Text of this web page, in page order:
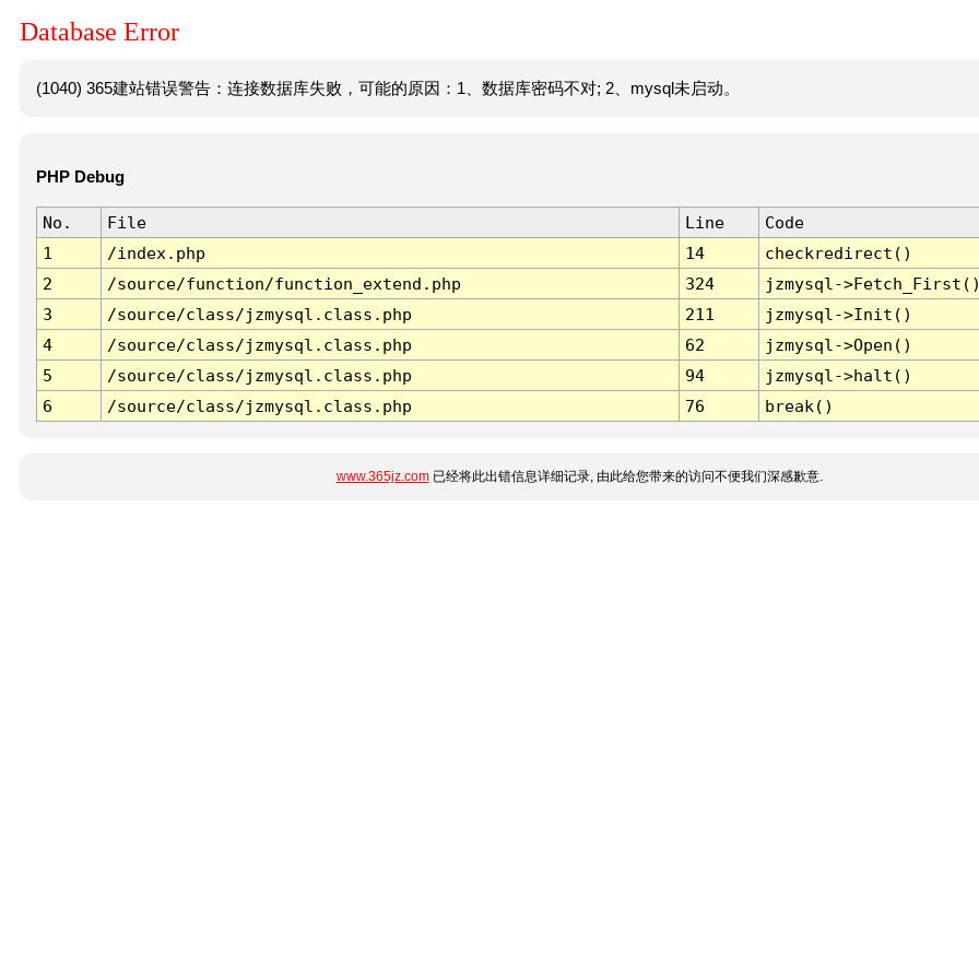
Database Error
(1040) 365建站错误警告：连接数据库失败，可能的原因：1、数据库密码不对; 2、mysql未启动。
PHP Debug
No. File Line
Code
1
/index.php 14
checkredirect()
2
/source/function/function_extend.php 324
jzmysql-
3
/source/class/jzmysql.class.php 211
jzmysql->Init()
4
/source/class/jzmysql.class.php 62
jzmysql->Open()
5
/source/class/jzmysql.class.php 94
jzmysql->halt()
6
/source/class/jzmysql.class.php 76 break()
www.365jz.com已经将此出错信息详细记录, 由此给您带来的访问不便我们深感歉意.